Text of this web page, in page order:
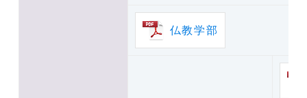
仏教学部